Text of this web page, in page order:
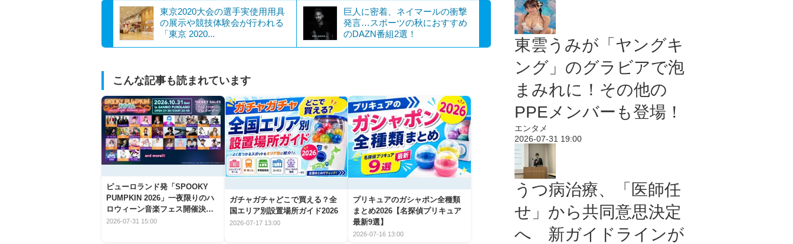
東京2020大会の選手実使用用具
の展示や競技体験会が行われる
「東京 2020...
巨人に密着、ネイマールの衝撃
発言…スポーツの秋におすすめ
のDAZN番組2選！
こんな記事も読まれています
ピューロランド発「SPOOKY
PUMPKIN 2026」一夜限りのハ
ロウィーン音楽フェス開催決
定！
2026-07-31 15:00
ガチャガチャどこで買える？全
国エリア別設置場所ガイド2026
2026-07-17 13:00
プリキュアのガシャポン全種類
まとめ2026【名探偵プリキュア
最新9選】
2026-07-16 13:00
東雲うみが「ヤングキ
ング」のグラビアで泡
まみれに！その他の
PPEメンバーも登場！
エンタメ
2026-07-31 19:00
うつ病治療、「医師任
せ」から共同意思決定
へ 新ガイドラインが